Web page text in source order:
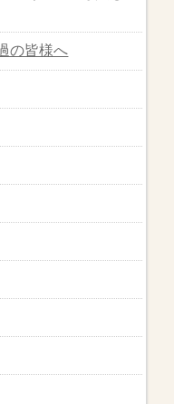
の皆様へ